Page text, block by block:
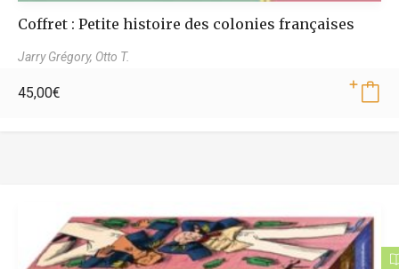
Coffret : Petite histoire des colonies françaises
Jarry Grégory, Otto T.
45,00€